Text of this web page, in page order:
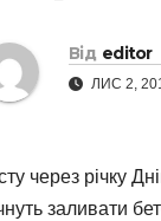
Від editor
ЛИС 2,
через річку
заливати